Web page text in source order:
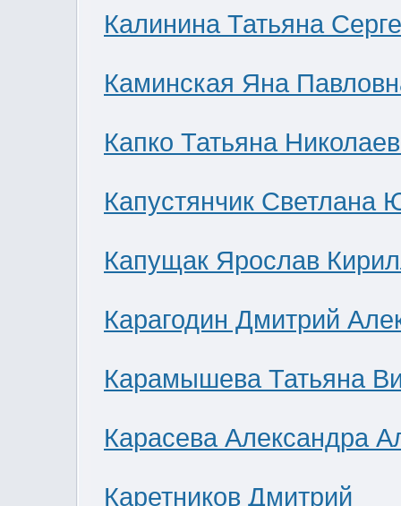
Калинина Татьяна
Каминская Яна
Капко Татьяна
Капустянчик Светлана
Капущак Ярослав
Карагодин Дмитрий
Карамышева Татьяна
Карасева Александра
Каретников Дмитрий